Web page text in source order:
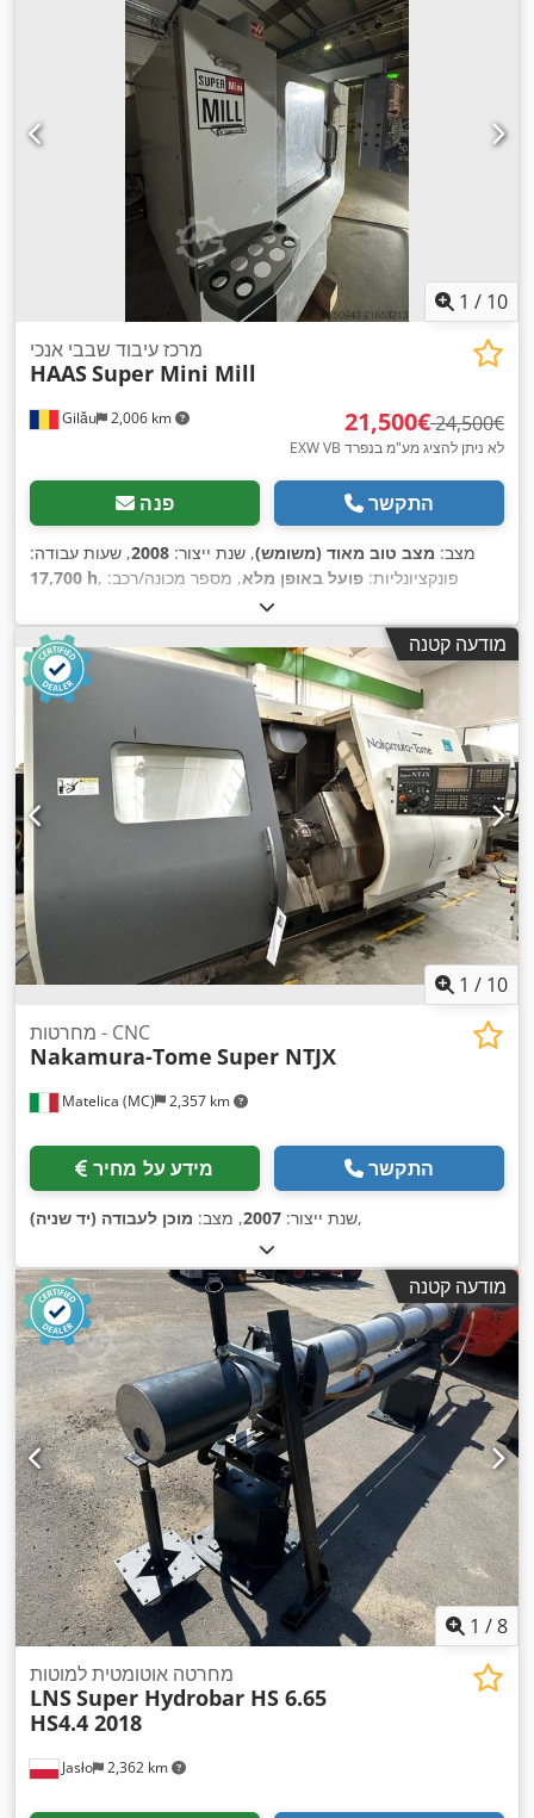
1 / 10
Gilău 2,006 km
מרכז עיבוד שבבי אנכי
HAASSuper Mini Mill
‏21,500 ‏€ ‏24,500 ‏€
EXW VB לא ניתן להציג מע"מ בנפרד
פנה התקשר
מצב: מצב טוב מאוד (משומש), שנת ייצור: 2008, שעות עבודה:
17,700 h
, פונקציונליות: פועל באופן מלא, מספר מכונה/רכב:
, מהירות ציר (מקסימלית):
220 V
, סוג זרם כניסה:מזגן ,
מודעה קטנה
1 / 10
Matelica (MC) 2,357 km
מחרטות - CNC
Nakamura-Tome Super NTJX
מידע על מחיר התקשר
שנת ייצור: 2007, מצב: מוכן לעבודה (יד שניה) ,
מודעה קטנה
1 /8
Jasło 2,362 km
מחרטה אוטומטית למוטות
LNSSuper Hydrobar HS 6.65
HS4.4 2018